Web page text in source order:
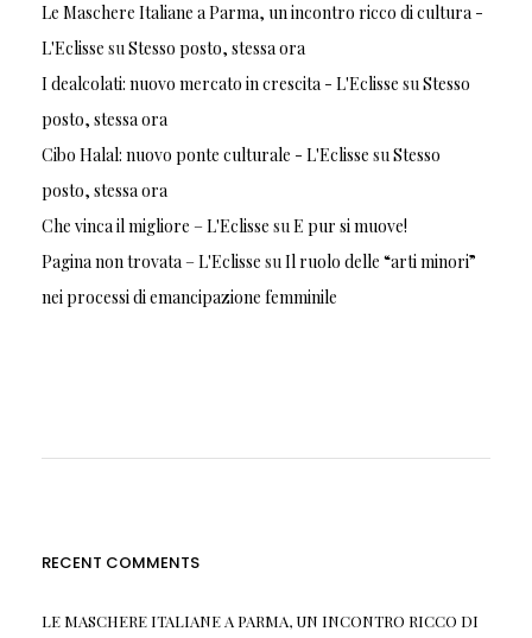
Le Maschere Italiane a Parma, un incontro ricco di cultura -
L'Eclisse suStesso posto, stessa ora
I dealcolati: nuovo mercato in crescita - L'Eclisse suStesso
posto, stessa ora
Cibo Halal: nuovo ponte culturale - L'Eclisse suStesso
posto, stessa ora
Che vinca il migliore – L'Eclisse suE pur si muove!
Pagina non trovata – L'Eclisse suIl ruolo delle “arti minori”
nei processi di emancipazione femminile
RECENT COMMENTS
LE MASCHERE ITALIANE A PARMA, UN INCONTRO RICCO DI